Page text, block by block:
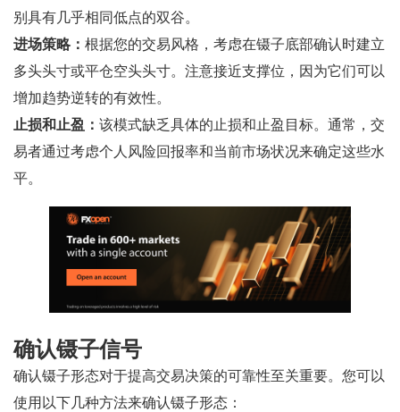
别具有几乎相同低点的双谷。
进场策略： 根据您的交易风格，考虑在镊子底部确认时建立
多头头寸或平仓空头头寸。注意接近支撑位，因为它们可以
增加趋势逆转的有效性。
止损和止盈： 该模式缺乏具体的止损和止盈目标。通常，交
易者通过考虑个人风险回报率和当前市场状况来确定这些水
平。
确认镊子信号
确认镊子形态对于提高交易决策的可靠性至关重要。您可以
使用以下几种方法来确认镊子形态：